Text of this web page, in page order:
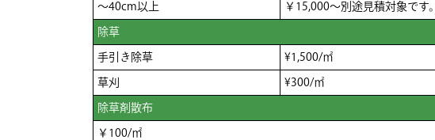
～40cm以上 ￥15,000～別途見積対象です。
除草
手引き除草 ¥1,500/㎡
草刈 ¥300/㎡
除草剤散布
￥100/㎡